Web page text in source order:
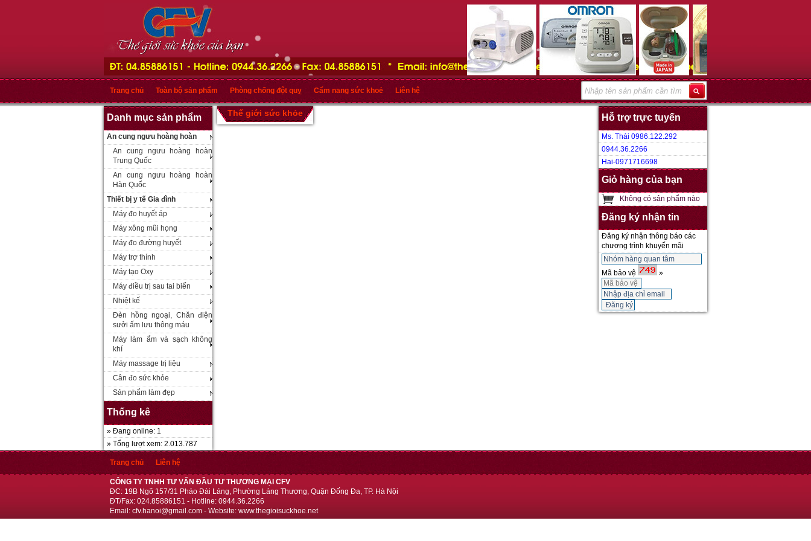
Trang chủ Toàn bộ sản phẩm Phòng chống đột quỵ Cẩm nang sức khoẻ Liên hệ
Danh mục sản phẩm
An cung ngưu hoàng hoàn
An cung ngưu hoàng hoàn
Trung Quốc
An cung ngưu hoàng hoàn
Hàn Quốc
Thiết bị y tế Gia đình
Máy đo huyết áp
Máy xông mũi họng
Máy đo đường huyết
Máy trợ thính
Máy tạo Oxy
Máy điều trị sau tai biến
Nhiệt kế
Đèn hồng ngoại, Chăn điện
sưởi ấm lưu thông máu
Máy làm ẩm và sạch không
khí
Máy massage trị liệu
Cân đo sức khỏe
Sản phẩm làm đẹp
Thống kê
» Đang online: 1
» Tổng lượt xem: 2.013.787
Thế giới sức khỏe Hỗ trợ trực tuyến
Ms. Thái 0986.122.292
0944.36.2266
Hai-0971716698
Giỏ hàng của bạn
Không có sản phẩm nào
Đăng ký nhận tin
Đăng ký nhận thông báo các
chương trình khuyến mãi
Mã bảo vệ »
Trang chủ Liên hệ
CÔNG TY TNHH TƯ VẤN ĐẦU TƯ THƯƠNG MẠI CFV
ĐC: 19B Ngõ 157/31 Pháo Đài Láng, Phường Láng Thượng, Quận Đống Đa, TP. Hà Nội
ĐT/Fax: 024.85886151 - Hotline: 0944.36.2266
Email: cfv.hanoi@gmail.com - Website: www.thegioisuckhoe.net